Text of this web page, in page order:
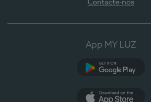
Contacte-nos
App MY LUZ